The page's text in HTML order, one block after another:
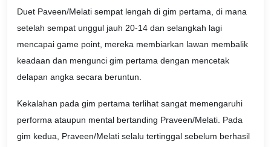
Duet Paveen/Melati sempat lengah di gim pertama, di mana
setelah sempat unggul jauh 20-14 dan selangkah lagi
mencapai game point, mereka membiarkan lawan membalik
keadaan dan mengunci gim pertama dengan mencetak
delapan angka secara beruntun.
Kekalahan pada gim pertama terlihat sangat memengaruhi
performa ataupun mental bertanding Praveen/Melati. Pada
gim kedua, Praveen/Melati selalu tertinggal sebelum berhasil